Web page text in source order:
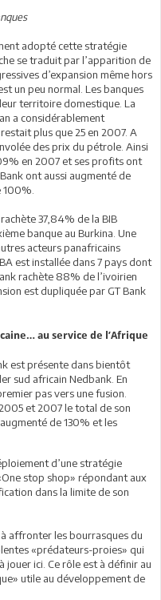
adopté cette stratégie
se traduit par l’apparition de
d’expansion même hors
un peu normal. Les banques
territoire domestique. La
a considérablement
plus que 25 en 2007. A
des prix du pétrole. Ainsi
en 2007 et ses profits ont
ont aussi augmenté de
37,84% de la BIB
banque au Burkina. Une
acteurs panafricains
est installée dans 7 pays dont
rachète 88% de l’ivoirien
est dupliquée par GT Bank
au service de l’Afrique
est présente dans bientôt
sud africain Nedbank. En
pas vers une fusion.
et 2007 le total de son
de 130% et les
d’une stratégie
stop shop» répondant aux
dans la limite de son
affronter les bourrasques du
«prédateurs-proies» qui
jouer ici. Ce rôle est à définir au
utile au développement de